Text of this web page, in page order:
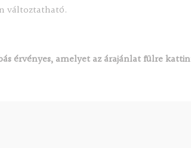
változtatható.
érvényes, amelyet az árajánlat fülre